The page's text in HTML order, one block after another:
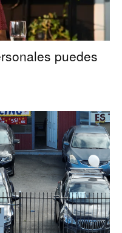
puedes